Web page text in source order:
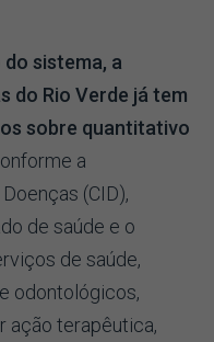
do sistema, a
do Rio Verde já tem
sobre quantitativo
a
(CID),
de saúde e o
de saúde,
odontológicos,
ação terapêutica,